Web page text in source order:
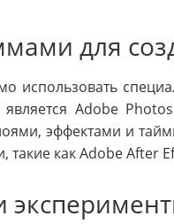
для
использовать
Adobe
эффектами и
как Adobe After